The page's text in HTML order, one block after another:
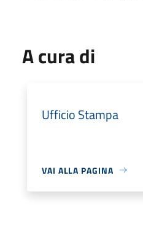
A cura di
Ufficio Stampa
VAI ALLA PAGINA